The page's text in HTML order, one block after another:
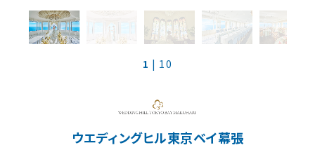
会場別見積例
フェア＆キャンペーン
1 | 10
ウエディングヒル東京ベイ幕張